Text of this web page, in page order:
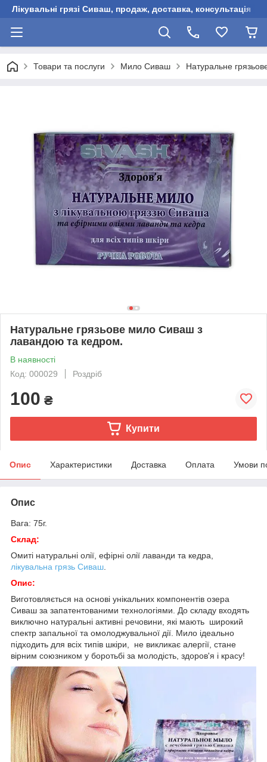
Лікувальні грязі Сиваш, продаж, доставка, консультація
Товари та послуги Мило Сиваш Натуральне
Натуральне грязьове мило Сиваш з
лавандою та кедром.
В наявності
Код: 000029
Роздріб
100 ₴
Купити
Опис Характеристики Доставка Оплата Умови
Опис
Вага: 75г.
Склад:
Омиті натуральні олії, ефірні олії лаванди та кедра,
лікувальна грязь Сиваш
Опис:
Виготовляється на основі унікальних компонентів озера
Сиваш за запатентованими технологіями. До складу входять
виключно натуральні активні речовини, які мають широкий
спектр запальної та омолоджувальної дії. Мило ідеально
підходить для всіх типів шкіри, не викликає алергії, стане
вірним союзником у боротьбі за молодість, здоров'я і красу!